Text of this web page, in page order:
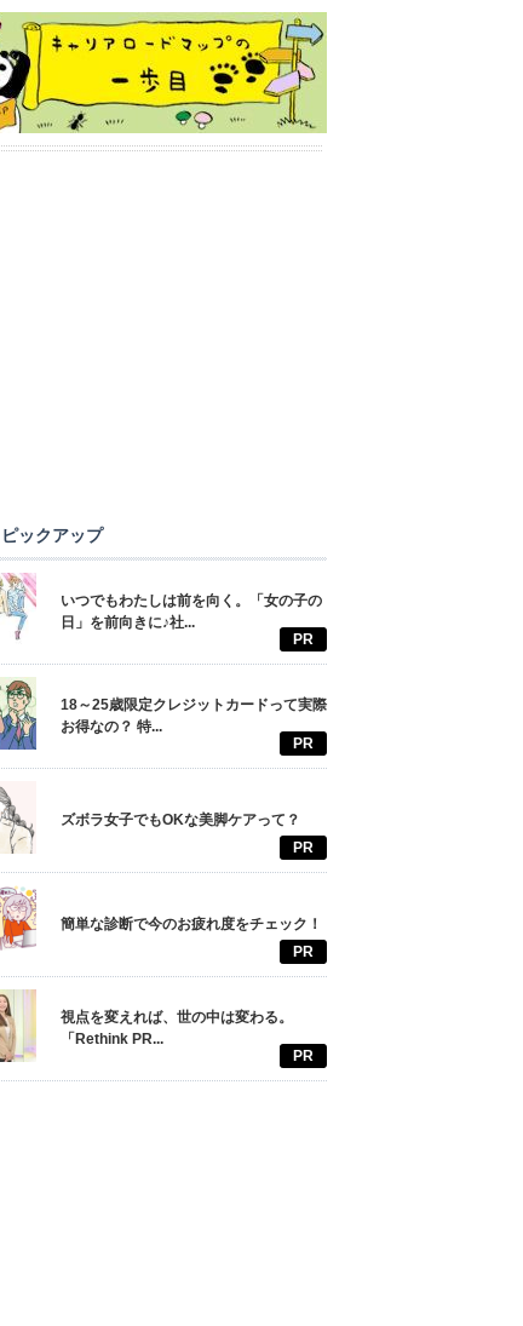
ピックアップ
いつでもわたしは前を向く。「女の子の
日」を前向きに♪社...
PR
18～25歳限定クレジットカードって実際
お得なの？ 特...
PR
ズボラ女子でもOKな美脚ケアって？
PR
簡単な診断で今のお疲れ度をチェック！
PR
視点を変えれば、世の中は変わる。
「Rethink PR...
PR